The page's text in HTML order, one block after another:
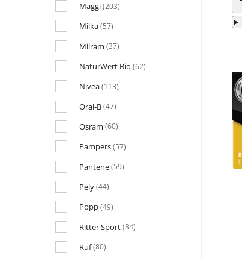
Maggi(203)
Milka(57)
Milram (37)
NaturWert Bio (62)
Nivea(113)
Oral-B(47)
Osram (60)
Pampers(57)
Pantene(59)
Pely(44)
Popp(49)
Ritter Sport(34)
Ruf(80)